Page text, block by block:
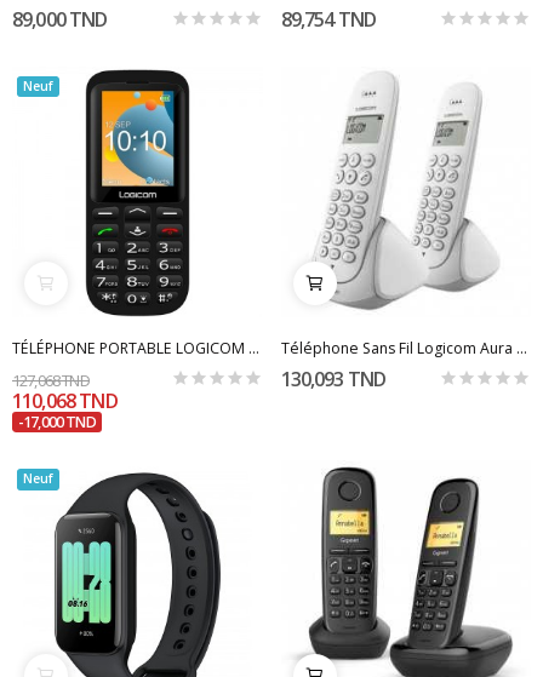
89,000 TND 89,754 TND
Neuf
TÉLÉPHONE PORTABLE LOGICOM LE POSH XL
127,068 TND
110,068 TND
-17,000 TND
Téléphone Sans Fil Logicom Aura Duo 250
130,093 TND
Neuf